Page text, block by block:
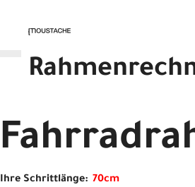
Ihre Schrittlänge: